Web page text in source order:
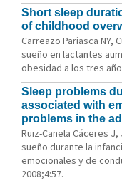
Short sleep
of childhood
Carreazo Pariasca NY,
sueño en lactantes
obesidad a los tres
Sleep problems
associated with
problems in the
Ruiz-Canela Cáceres
sueño durante la
emocionales y de
2008;4:57.